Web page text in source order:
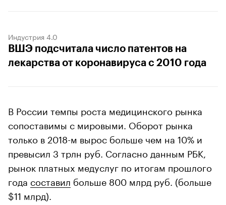
Индустрия 4.0
ВШЭ подсчитала число патентов на
лекарства от коронавируса с 2010 года
В России темпы роста медицинского рынка
сопоставимы с мировыми. Оборот рынка
только в 2018-м вырос больше чем на 10% и
превысил 3 трлн руб. Согласно данным РБК,
рынок платных медуслуг по итогам прошлого
года составил больше 800 млрд руб. (больше
$11 млрд).